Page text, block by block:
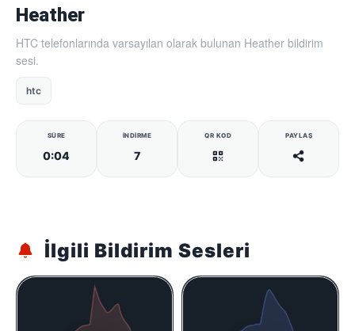
Heather
HTC telefonlarında varsayılan olarak bulunan Heather bildirim
sesi.
htc
SÜRE
0:04
İNDIRME
7
QR KOD PAYLAŞ
İlgili Bildirim Sesleri